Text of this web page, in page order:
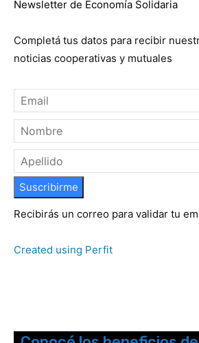
Newsletter de Economía Solidaria
Completá tus datos para recibir
noticias cooperativas y mutuales
Suscribirme
Recibirás un correo para validar tu
Created using Perfit